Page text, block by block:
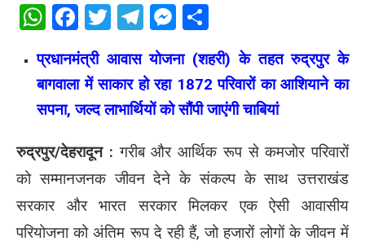
WhatsApp
Facebook
Twitter
Telegram
Messenger
प्रधानमंत्री आवास योजना (शहरी) के तहत रुद्रपुर के
बागवाला में साकार हो रहा 1872 परिवारों का आशियाने का
सपना, जल्द लाभार्थियों को सौंपी जाएंगी चाबियां
रुद्रपुर/देहरादून : गरीब और आर्थिक रूप से कमजोर परिवारों
को सम्मानजनक जीवन देने के संकल्प के साथ उत्तराखंड
सरकार और भारत सरकार मिलकर एक ऐसी आवासीय
परियोजना को अंतिम रूप दे रही हैं, जो हजारों लोगों के जीवन में